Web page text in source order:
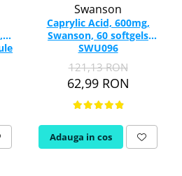
Swanson
Caprylic Acid, 600mg,
Swanson, 60 softgels
SWU096
121,13 RON
62,99 RON
Adauga in cos